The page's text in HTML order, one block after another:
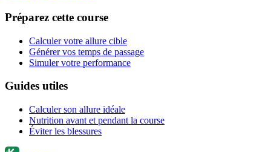
Préparez cette course
Calculer votre allure cible
Générer vos temps de passage
Simuler votre performance
Guides utiles
Calculer son allure idéale
Nutrition avant et pendant la course
Éviter les blessures